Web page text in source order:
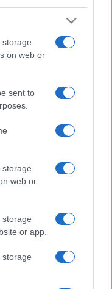
storage
on web or
sent to
storage
web or
storage
or app.
storage
“patto”
ehi
in